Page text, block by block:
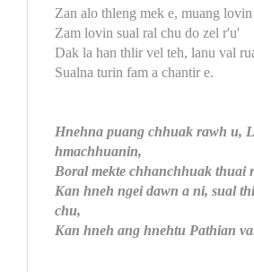
Zan alo thleng mek e, muang
Zam lovin sual ral chu do zel r'u'
Dak la han thlir vel teh, lanu val
Sualna turin fam a chantir e.
Hnehna puang chhuak rawh u,
hmachhuanin,
Boral mekte chhanchhuak thuai
Kan hneh ngei dawn a ni, sual
chu,
Kan hneh ang hnehtu Pathian